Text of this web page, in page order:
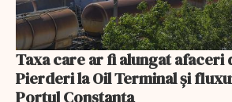
Taxa care ar fi alungat afaceri
Pierderi la Oil Terminal și
Portul Constanța